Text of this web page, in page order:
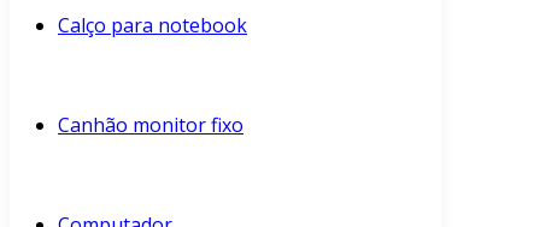
Calço para notebook
Canhão monitor fixo